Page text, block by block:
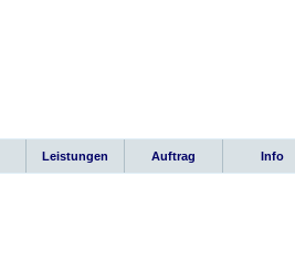
Leistungen Auftrag Info